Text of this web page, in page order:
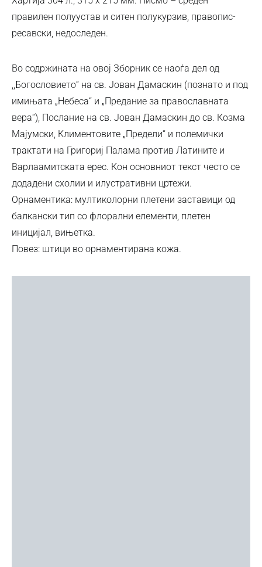
правилен полуустав и ситен полукурзив, правопис-
ресавски, недоследен.
Во содржината на овој Зборник се наоѓа дел од
,,Богословието“ на св. Јован Дамаскин (познато и под
имињата „Небеса“ и „Предание за православната
вера“), Послание на св. Јован Дамаскин до св. Козма
Мајумски, Климентовите „Предели“ и полемички
трактати на Григориј Палама против Латините и
Варлаамитската ерес. Кон основниот текст често се
додадени схолии и илустративни цртежи.
Орнаментика: мултиколорни плетени заставици од
балкански тип со флорални елементи, плетен
иницијал, вињетка.
Повез: штици во орнаментирана кожа.